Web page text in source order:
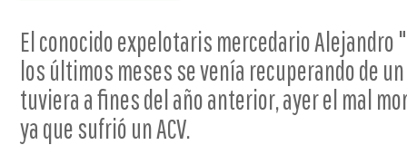
El conocido expelotaris mercedario Alejandro
los últimos meses se venía recuperando de
tuviera a fines del año anterior, ayer el mal
ya que sufrió un ACV.